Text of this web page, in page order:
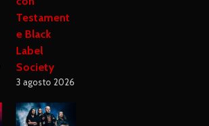
Testament
e Black
Label
Society
3 agosto 2026